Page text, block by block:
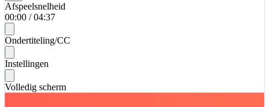
Afspeelsnelheid
00:00 / 04:37
Ondertiteling/CC
Instellingen
Volledig scherm